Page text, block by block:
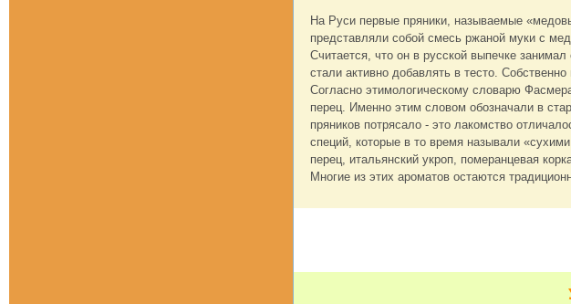
На Руси первые пряники, называемые
представляли собой смесь ржаной муки с
Считается, что он в русской выпечке
стали активно добавлять в тесто.
Согласно этимологическому словарю
перец. Именно этим словом обозначали в
пряников потрясало - это лакомство
специй, которые в то время называли
перец, итальянский укроп, померанцевая
Многие из этих ароматов остаются